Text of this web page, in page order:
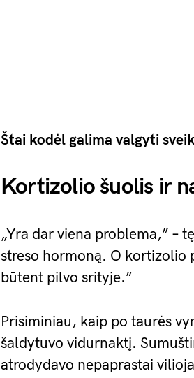
Štai kodėl galima valgyti
Kortizolio šuolis ir
„Yra dar viena problema,” –
streso hormoną. O kortizolio
būtent pilvo srityje.”
Prisiminiau, kaip po taurės
šaldytuvo vidurnaktį.
atrodydavo nepaprastai